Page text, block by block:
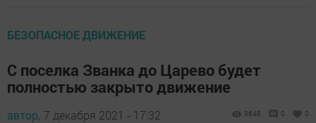
БЕЗОПАСНОЕ ДВИЖЕНИЕ
С поселка Званка до Царево будет
полностью закрыто движение
автор, 7 декабря 2021 - 17:32 3648 0 0